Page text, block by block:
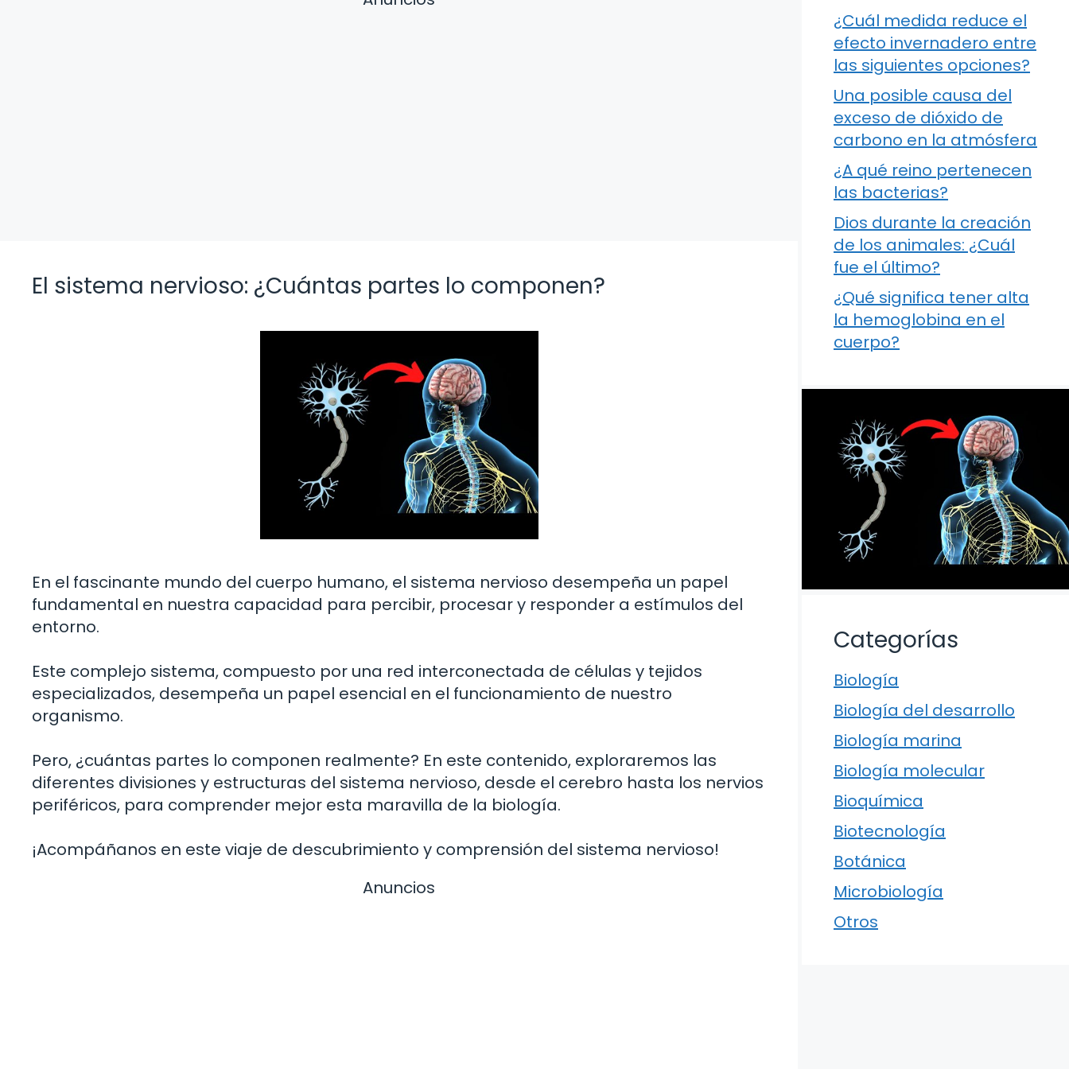
El sistema nervioso: ¿Cuántas partes lo componen?
En el fascinante mundo del cuerpo humano, el sistema nervioso desempeña un papel
fundamental en nuestra capacidad para percibir, procesar y responder a estímulos del
entorno.
Este complejo sistema, compuesto por una red interconectada de células y tejidos
especializados, desempeña un papel esencial en el funcionamiento de nuestro
organismo.
Pero, ¿cuántas partes lo componen realmente? En este contenido, exploraremos las
diferentes divisiones y estructuras del sistema nervioso, desde el cerebro hasta los nervios
periféricos, para comprender mejor esta maravilla de la biología.
¡Acompáñanos en este viaje de descubrimiento y comprensión del sistema nervioso!
Anuncios
¿Cuál medida reduce el
efecto invernadero entre
las siguientes opciones?
Una posible causa del
exceso de dióxido de
carbono en la atmósfera
¿A qué reino pertenecen
las bacterias?
Dios durante la creación
de los animales: ¿Cuál
fue el último?
¿Qué significa tener alta
la hemoglobina en el
cuerpo?
Categorías
Biología
Biología del desarrollo
Biología marina
Biología molecular
Bioquímica
Biotecnología
Botánica
Microbiología
Otros